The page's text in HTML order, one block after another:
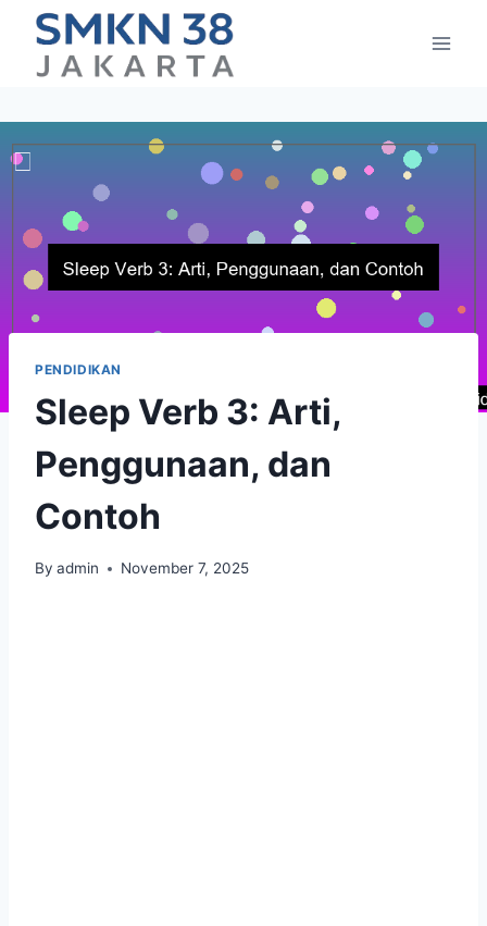
content
PENDIDIKAN
Sleep Verb 3: Arti,
Penggunaan, dan
Contoh
By admin November 7, 2025